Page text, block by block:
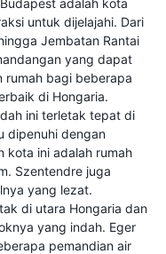
adalah kota
untuk dijelajahi. Dari
Jembatan Rantai
yang dapat
rumah bagi beberapa
di Hongaria.
ini terletak tepat di
dipenuhi dengan
kota ini adalah rumah
Szentendre juga
yang lezat.
di utara Hongaria dan
yang indah. Eger
pemandian air